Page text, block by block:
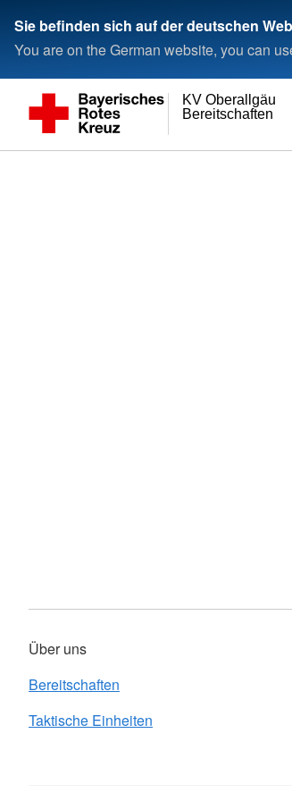
Sie befinden sich auf der deutschen
You are on the German website, you can
Bereitschaften
KV Oberallgäu
Über uns
Bereitschaften
Taktische Einheiten